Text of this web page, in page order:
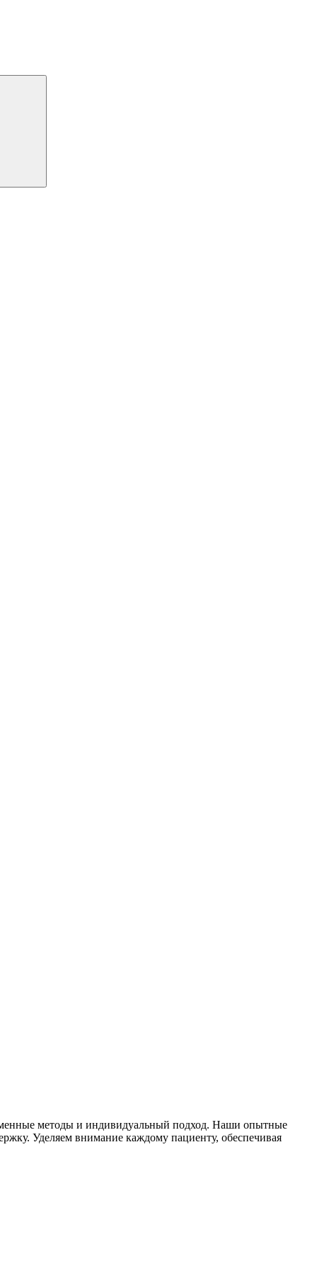
методы и индивидуальный подход. Наши опытные
Уделяем внимание каждому пациенту, обеспечивая